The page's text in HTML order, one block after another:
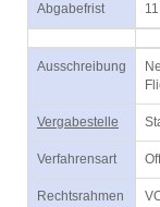
Abgabefrist
Ausschreibung
Vergabestelle
Verfahrensart
Rechtsrahmen